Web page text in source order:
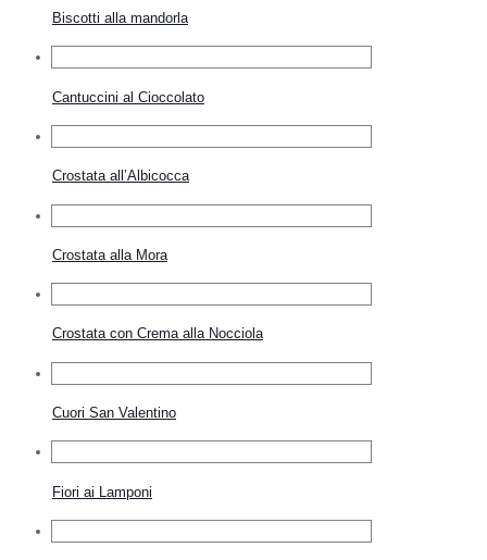
Biscotti alla mandorla
Cantuccini al Cioccolato
Crostata all’Albicocca
Crostata alla Mora
Crostata con Crema alla Nocciola
Cuori San Valentino
Fiori ai Lamponi